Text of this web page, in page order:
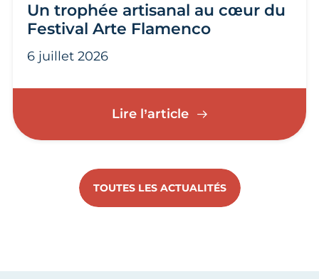
Un trophée artisanal au cœur du
Festival Arte Flamenco
6 juillet 2026
Lire l’articleUn trophée
TOUTES LES ACTUALITÉS